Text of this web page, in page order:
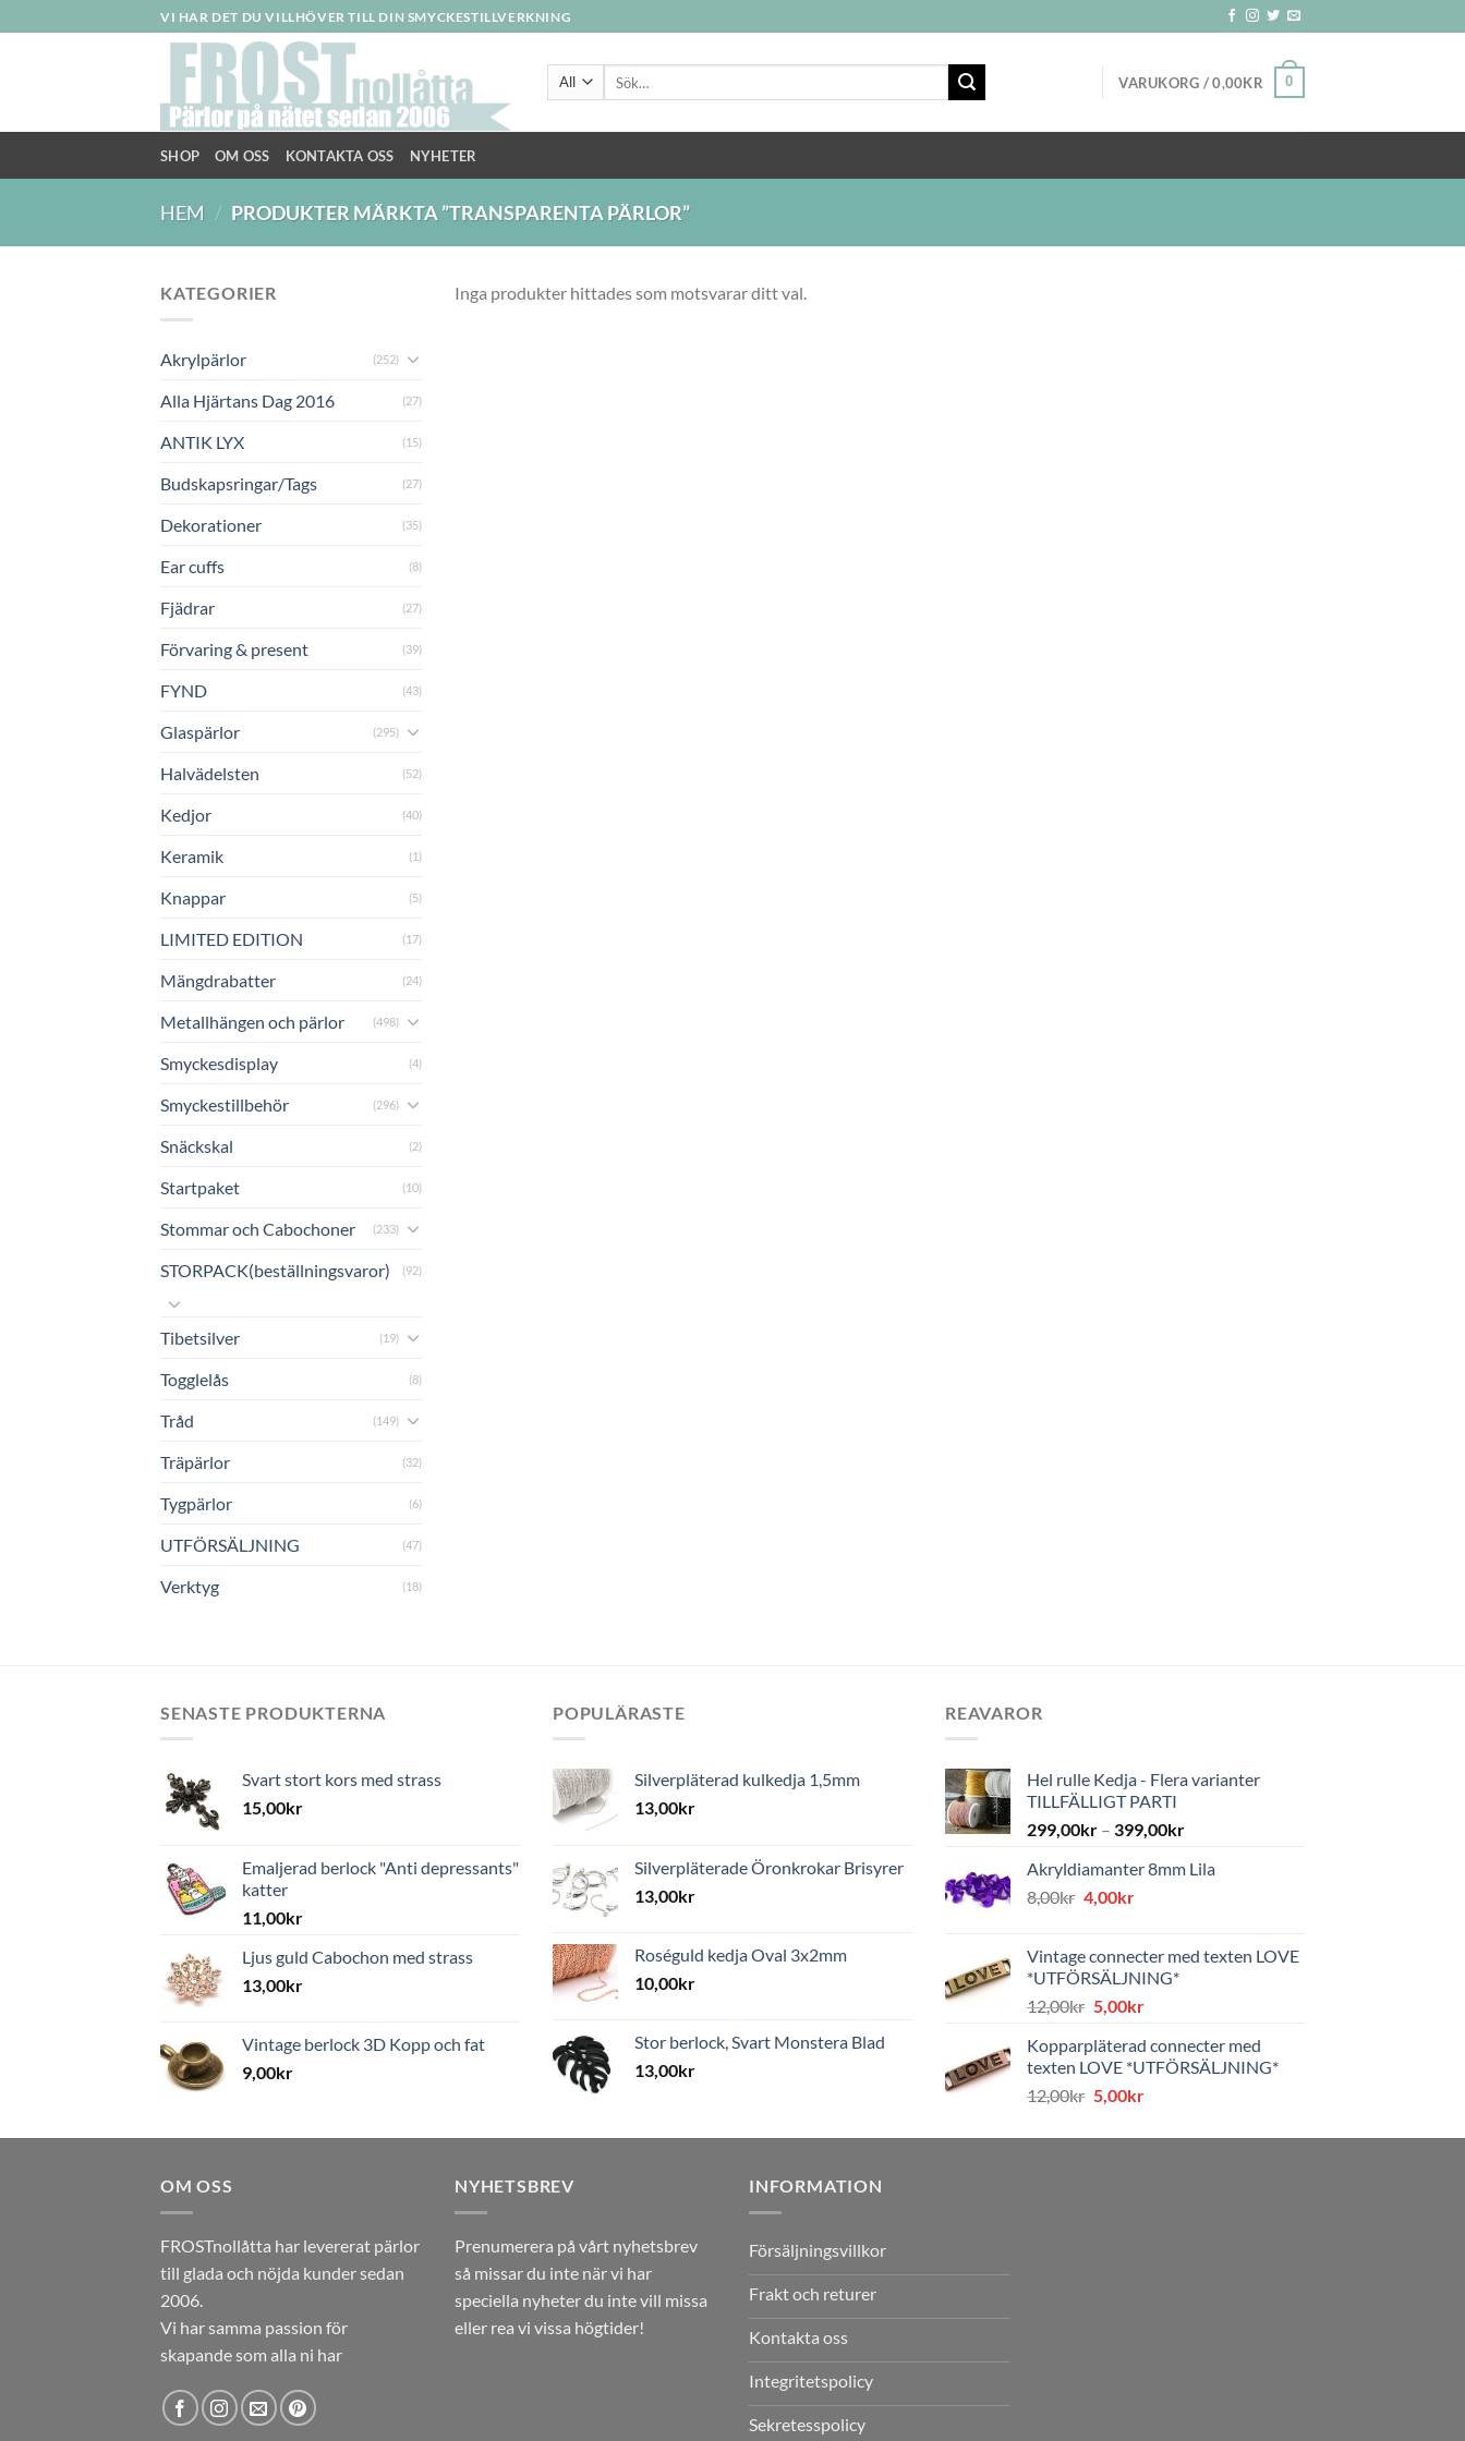
to
VI HAR DET DU VILLHÖVER TILL DIN SMYCKESTILLVERKNING
VARUKORG /0,00KR 0
SHOP OM OSS KONTAKTA OSS NYHETER
HEM / PRODUKTER MÄRKTA ”TRANSPARENTA PÄRLOR”
KATEGORIER
Akrylpärlor (252)
Alla Hjärtans Dag 2016 (27)
ANTIK LYX (15)
Budskapsringar/Tags (27)
Dekorationer (35)
Ear cuffs (8)
Fjädrar (27)
Förvaring & present (39)
FYND (43)
Glaspärlor (295)
Halvädelsten (52)
Kedjor (40)
Keramik (1)
Knappar (5)
LIMITED EDITION (17)
Mängdrabatter (24)
Metallhängen och pärlor (498)
Smyckesdisplay (4)
Smyckestillbehör (296)
Snäckskal (2)
Startpaket (10)
Stommar och Cabochoner (233)
STORPACK(beställningsvaror) (92)
Tibetsilver (19)
Togglelås (8)
Tråd (149)
Träpärlor (32)
Tygpärlor (6)
UTFÖRSÄLJNING (47)
Verktyg (18)
Inga produkter hittades som motsvarar ditt val.
SENASTE PRODUKTERNA
Svart stort kors med strass
15,00kr
Emaljerad berlock "Anti depressants"
katter
11,00kr
Ljus guld Cabochon med strass
13,00kr
Vintage berlock 3D Kopp och fat
9,00kr
POPULÄRASTE
Silverpläterad kulkedja 1,5mm
13,00kr
Silverpläterade Öronkrokar Brisyrer
13,00kr
Roséguld kedja Oval 3x2mm
10,00kr
Stor berlock, Svart Monstera Blad
13,00kr
REAVAROR
Hel rulle Kedja - Flera varianter
TILLFÄLLIGT PARTI
299,00kr – 399,00kr
Akryldiamanter 8mm Lila
8,00kr Det
var:
8,00kr.
4,00krDet
är:
4,00kr.
Vintage connecter med texten LOVE
*UTFÖRSÄLJNING*
12,00kr Det
priset
var:
12,00kr.
5,00krDet
priset
är:
5,00kr.
Kopparpläterad connecter med
texten LOVE *UTFÖRSÄLJNING*
12,00kr Det
priset
5,00krDet
priset
OM OSS
FROSTnollåtta har levererat pärlor
till glada och nöjda kunder sedan
2006.
Vi har samma passion för
skapande som alla ni har
NYHETSBREV
Prenumerera på vårt nyhetsbrev
så missar du inte när vi har
speciella nyheter du inte vill missa
eller rea vi vissa högtider!
INFORMATION
Försäljningsvillkor
Frakt och returer
Kontakta oss
Integritetspolicy
Sekretesspolicy